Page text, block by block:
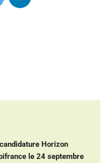
Horizon
le 24 septembre